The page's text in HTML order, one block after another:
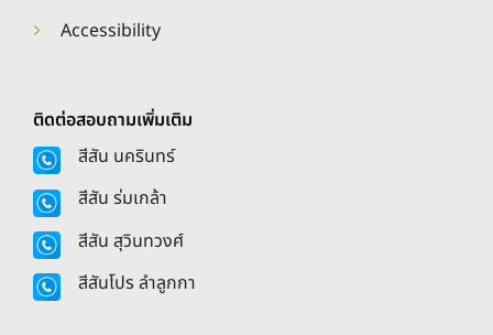
Accessibility
ติดต่อสอบถามเพิ่มเติม
สีสัน นครินทร์
สีสัน ร่มเกล้า
สีสัน สุวินทวงศ์
สีสันโปร ลำลูกกา